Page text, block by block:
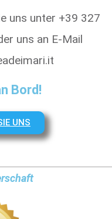
uns unter +39 327
uns an E-Mail
Bord!
UNS